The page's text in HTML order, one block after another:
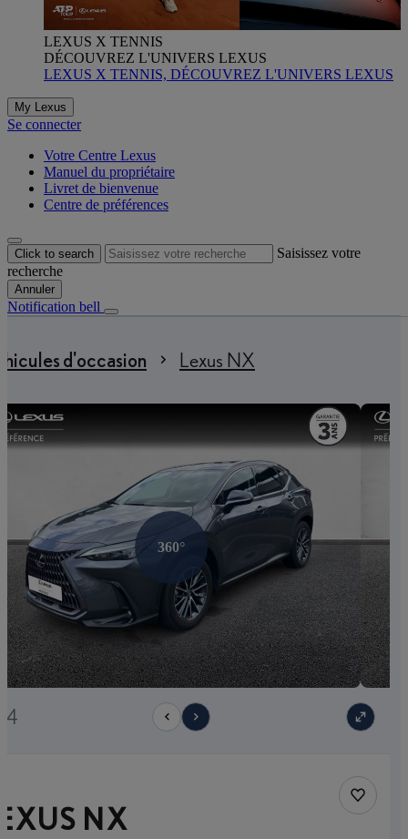
LEXUS X TENNIS
DÉCOUVREZ L'UNIVERS LEXUS
LEXUS X TENNIS, DÉCOUVREZ L'UNIVERS LEXUS
My Lexus
Se connecter
Votre Centre Lexus
Manuel du propriétaire
Livret de bienvenue
Centre de préférences
Click to search
Saisissez votre
recherche
Annuler
Notification bell
d'occasion Lexus NX
360°
NX